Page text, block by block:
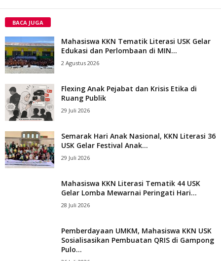
BACA JUGA
Mahasiswa KKN Tematik Literasi USK Gelar
Edukasi dan Perlombaan di MIN...
2 Agustus 2026
Flexing Anak Pejabat dan Krisis Etika di
Ruang Publik
29 Juli 2026
Semarak Hari Anak Nasional, KKN Literasi 36
USK Gelar Festival Anak...
29 Juli 2026
Mahasiswa KKN Literasi Tematik 44 USK
Gelar Lomba Mewarnai Peringati Hari...
28 Juli 2026
Pemberdayaan UMKM, Mahasiswa KKN USK
Sosialisasikan Pembuatan QRIS di Gampong
Pulo...